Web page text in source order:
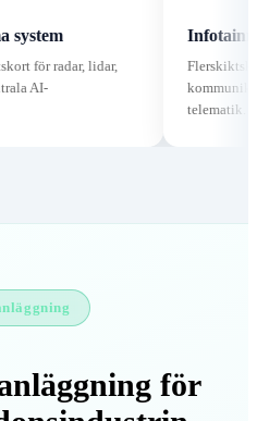
lidar,
Infotainment &
Flerskiktskretskort
kommunikation,
för